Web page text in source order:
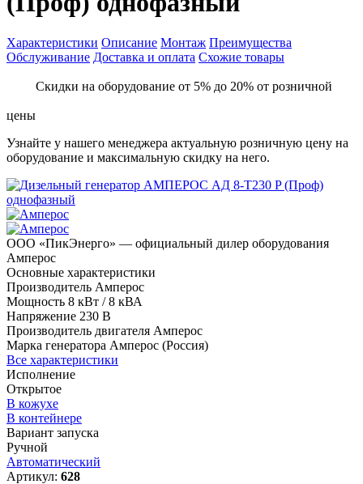
Характеристики Описание Монтаж Преимущества
Обслуживание Доставка и оплата Схожие товары
Скидки на оборудование от 5% до 20% от розничной
цены
Узнайте у нашего менеджера актуальную розничную цену на
оборудование и максимальную скидку на него.
ООО «ПикЭнерго» — официальный дилер оборудования
Амперос
Основные характеристики
Производитель Амперос
Мощность 8 кВт / 8 кВА
Напряжение 230 В
Производитель двигателя Амперос
Марка генератора Амперос (Россия)
Все характеристики
Исполнение
Открытое
В кожухе
В контейнере
Вариант запуска
Ручной
Автоматический
Артикул: 628